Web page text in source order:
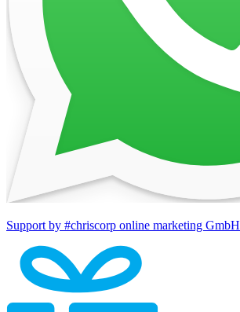
Support by #chriscorp online marketing GmbH